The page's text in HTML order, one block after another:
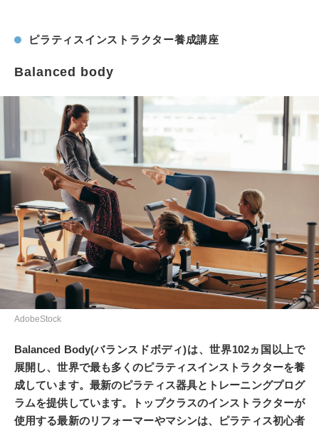
ピラティスインストラクター養成講座
Balanced body
AdobeStock
Balanced Body(バランスドボディ)は、世界102ヵ国以上で
展開し、世界で最も多くのピラティスインストラクターを養
成しています。最新のピラティス器具とトレーニングプログ
ラムを提供しています。トップクラスのインストラクターが
使用する最新のリフォーマーやマシンは、ピラティス初心者